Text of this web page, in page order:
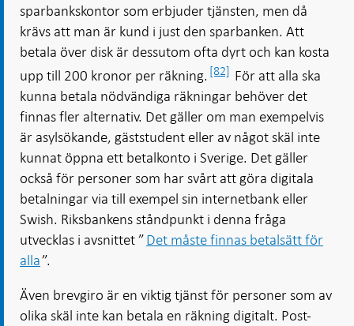
sparbankskontor som erbjuder tjänsten, men då
krävs att man är kund i just den sparbanken. Att
betala över disk är dessutom ofta dyrt och kan kosta
upp till 200 kronor per räkning. [82] För att alla ska
kunna betala nödvändiga räkningar behöver det
finnas fler alternativ. Det gäller om man exempelvis
är asylsökande, gäststudent eller av något skäl inte
kunnat öppna ett betalkonto i Sverige. Det gäller
också för personer som har svårt att göra digitala
betalningar via till exempel sin internetbank eller
Swish. Riksbankens ståndpunkt i denna fråga
utvecklas i avsnittet ”Det måste finnas betalsätt för
alla”.
Även brevgiro är en viktig tjänst för personer som av
olika skäl inte kan betala en räkning digitalt. Post-